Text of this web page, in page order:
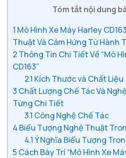
Tóm tắt nội dung
1 Mô Hình Xe Máy Harley
Thuật Và Cảm Hứng Từ Hành
2Thông Tin Chi Tiết Về “Mô
CD163”
2.1 Kích Thước và Chất Liệu
3 Chất Lượng Chế Tác Và
Từng Chi Tiết
3.1 Công Nghệ Chế Tác
4 Biểu Tượng Nghệ Thuật
4.1Ý Nghĩa Biểu Tượng
5 Cách Bày Trí “Mô Hình Xe